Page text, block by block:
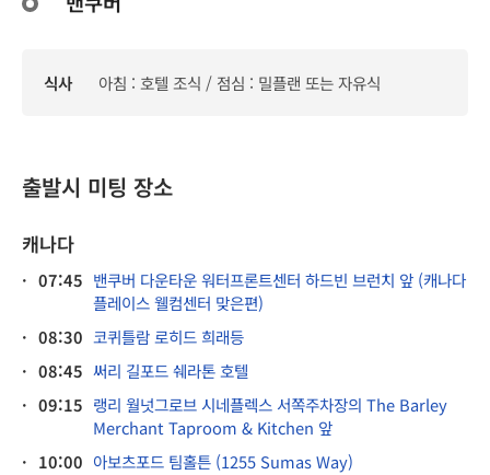
식사 아침 : 호텔 조식 / 점심 : 밀플랜 또는 자유식
출발시 미팅 장소
캐나다
· 07:45 밴쿠버 다운타운 워터프론트센터 하드빈 브런치 앞 (캐나다
플레이스 웰컴센터 맞은편)
· 08:30 코퀴틀람 로히드 희래등
· 08:45 써리 길포드 쉐라톤 호텔
· 09:15 랭리 월넛그로브 시네플렉스 서쪽주차장의 The Barley
Merchant Taproom & Kitchen 앞
· 10:00 아보츠포드 팀홀튼 (1255 Sumas Way)